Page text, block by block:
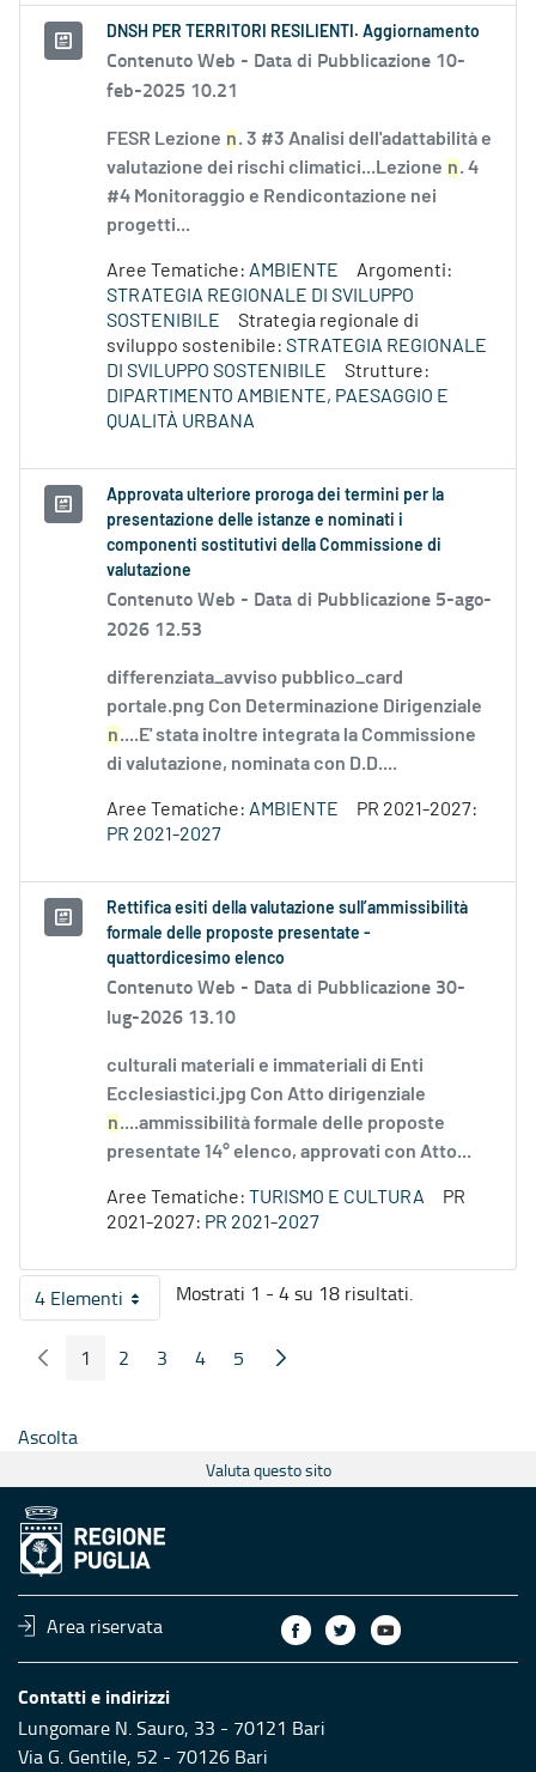
DNSH PER TERRITORI RESILIENTI. Aggiornamento
Contenuto Web - Data di Pubblicazione 10-
feb-2025 10.21
FESR Lezione n. 3 #3 Analisi dell'adattabilità e
valutazione dei rischi climatici...Lezione n. 4
#4 Monitoraggio e Rendicontazione nei
progetti...
Aree Tematiche: AMBIENTE
Argomenti:
STRATEGIA REGIONALE DI SVILUPPO
SOSTENIBILE
Strategia regionale di
sviluppo sostenibile: STRATEGIA REGIONALE
DI SVILUPPO SOSTENIBILE
Strutture:
DIPARTIMENTO AMBIENTE, PAESAGGIO E
QUALITÀ URBANA
Approvata ulteriore proroga dei termini per la
presentazione delle istanze e nominati i
componenti sostitutivi della Commissione di
valutazione
Contenuto Web - Data di Pubblicazione 5-ago-
2026 12.53
differenziata_avviso pubblico_card
portale.png Con Determinazione Dirigenziale
n....E' stata inoltre integrata la Commissione
di valutazione, nominata con D.D....
Aree Tematiche: AMBIENTE
PR 2021-2027:
PR 2021-2027
Rettifica esiti della valutazione sull’ammissibilità
formale delle proposte presentate -
quattordicesimo elenco
Contenuto Web - Data di Pubblicazione 30-
lug-2026 13.10
culturali materiali e immateriali di Enti
Ecclesiastici.jpg Con Atto dirigenziale
n....ammissibilità formale delle proposte
presentate 14° elenco, approvati con Atto...
Aree Tematiche: TURISMO E CULTURA
PR
2021-2027: PR 2021-2027
4 ElementiPer pagina
Mostrati 1 - 4 su 18 risultati.
Pagina Precedente
Pagina
1 Pagina
2 Pagina
3 Pagina
4 Pagina
5 Pagina Seguente
Ascolta
Valuta questo sito
Area riservata
Contatti e indirizzi
Lungomare N. Sauro, 33 - 70121 Bari
Via G. Gentile, 52 - 70126 Bari